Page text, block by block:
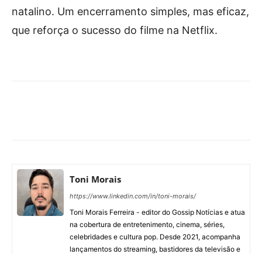
natalino. Um encerramento simples, mas eficaz,
que reforça o sucesso do filme na Netflix.
Toni Morais
https://www.linkedin.com/in/toni-morais/
Toni Morais Ferreira - editor do Gossip Notícias e atua
na cobertura de entretenimento, cinema, séries,
celebridades e cultura pop. Desde 2021, acompanha
lançamentos do streaming, bastidores da televisão e